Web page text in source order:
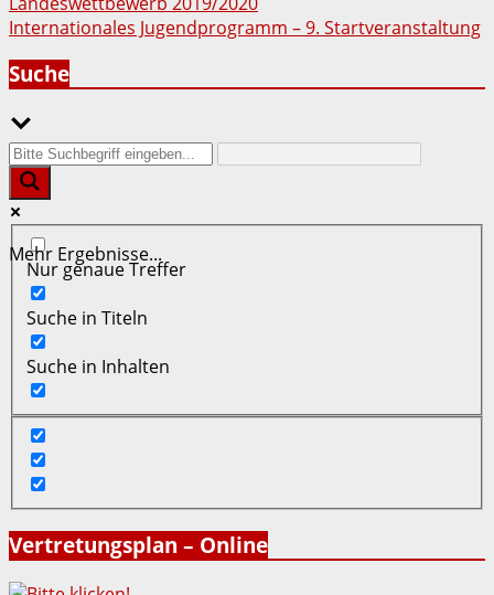
Beitragsnavigation
Internationales Jugendprogramm – 9. Startveranstaltung
Suche
Mehr Ergebnisse...
Nur genaue Treffer
Suche in Titeln
Suche in Inhalten
Vertretungsplan – Online